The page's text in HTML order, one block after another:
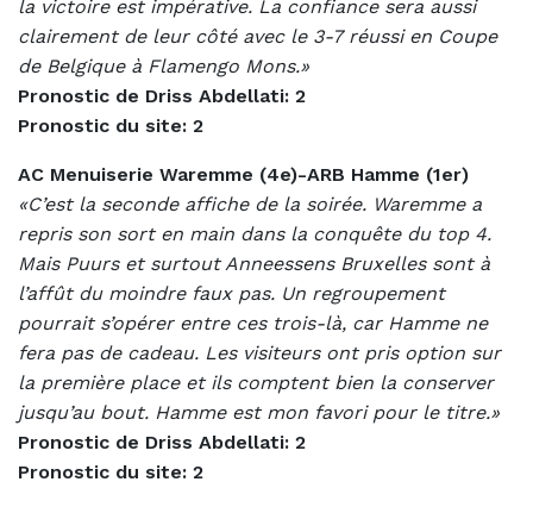
la victoire est impérative. La confiance sera aussi
clairement de leur côté avec le 3-7 réussi en Coupe
de Belgique à Flamengo Mons.»
Pronostic de Driss Abdellati: 2
Pronostic du site: 2
AC Menuiserie Waremme (4e)-ARB Hamme (1er)
«C’est la seconde affiche de la soirée. Waremme a
repris son sort en main dans la conquête du top 4.
Mais Puurs et surtout Anneessens Bruxelles sont à
l’affût du moindre faux pas. Un regroupement
pourrait s’opérer entre ces trois-là, car Hamme ne
fera pas de cadeau. Les visiteurs ont pris option sur
la première place et ils comptent bien la conserver
jusqu’au bout. Hamme est mon favori pour le titre.»
Pronostic de Driss Abdellati: 2
Pronostic du site: 2